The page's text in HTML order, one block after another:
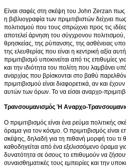
Είναι σαφές στη σκέψη του John Zerzan πως
η βιβλιογραφία των πριμιτιβιστών δείχνει
πολιτισμού που τους σπρώχνει προς τις
αποτελεί άρνηση του σύγχρονου πολιτισμού,
θρησκείας, της ρύπανσης, της ασθένειας
της ελευθερίας που είναι η κεντρική αξία
πριμιτιβισμό υποκινείται από τις
και την ιδιότητα του πολίτη που λαμβάνει
αναρχίας που βρίσκονται στο βαθύ
πριμιτιβισμού είναι διαφορετικά, αν και
αυτών των όρων. Το να είσαι αναρχο-
Τρανσουμανισμός Ή Αναρχο-
Ο πριμιτιβισμός είναι ένα ρεύμα πολιτικής
όραμα για τον κόσμο. Ο πριμιτιβισμός
σκέψης, δηλαδή για τη πιθανή μορφή του τι
καθοδηγείται από ένα εξελισσόμενο όραμα
δυνατότητα σε όσους το επιθυμούν να
συναισθηματικές τους εμπειρίες και την